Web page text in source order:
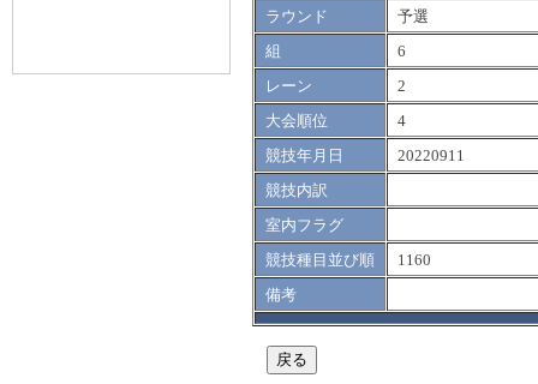
ラウンド
予選
組
6
レーン
2
大会順位
4
競技年月日
20220911
競技内訳
室内フラグ
競技種目並び順
1160
備考